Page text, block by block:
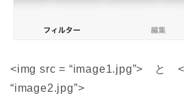
<img src = “image1.jpg”> と
“image2.jpg”>